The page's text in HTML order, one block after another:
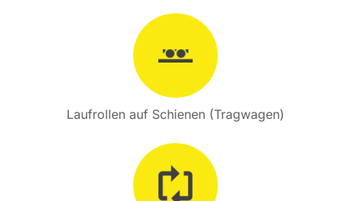
Laufrollen auf Schienen (Tragwagen)